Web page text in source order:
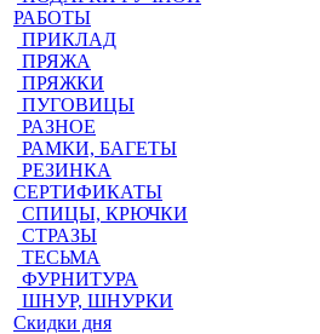
РАБОТЫ
ПРИКЛАД
ПРЯЖА
ПРЯЖКИ
ПУГОВИЦЫ
РАЗНОЕ
РАМКИ, БАГЕТЫ
РЕЗИНКА
СЕРТИФИКАТЫ
СПИЦЫ, КРЮЧКИ
СТРАЗЫ
ТЕСЬМА
ФУРНИТУРА
ШНУР, ШНУРКИ
Скидки дня